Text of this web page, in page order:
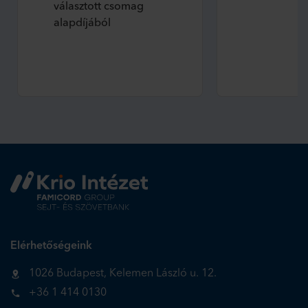
választott csomag
alapdíjából
Elérhetőségeink
1026 Budapest, Kelemen László u. 12.
+36 1 414 0130